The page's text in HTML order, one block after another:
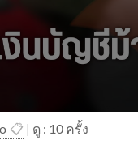
📋 | ดู : 10 ครั้ง